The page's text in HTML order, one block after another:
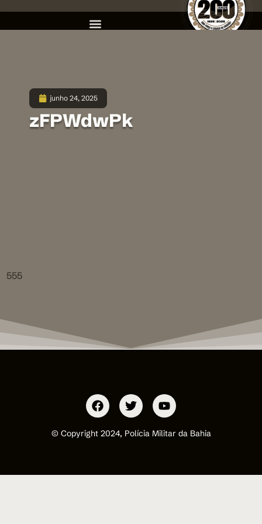
junho 24, 2025
zFPWdwPk
555
© Copyright 2024, Polícia Militar da Bahia